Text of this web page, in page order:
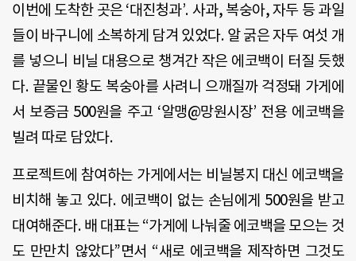
이번에 도착한 곳은‘대진청과’. 사과, 복숭아,자두 등 과일
들이 바구니에 소복하게 담겨 있었다. 알 굵은 자두 여섯 개
를 넣으니 비닐 대용으로 챙겨간 작은 에코백이 터질 듯했
다. 끝물인 황도 복숭아를 사려니 으깨질까 걱정돼 가게에
서 보증금500원을 주고 ‘알맹@망원시장’ 전용 에코백을
빌려 따로 담았다.
프로젝트에 참여하는 가게에서는 비닐봉지 대신 에코백을
비치해 놓고 있다. 에코백이 없는 손님에게 500원을 받고
대여해준다. 배 대표는“가게에 나눠줄 에코백을 모으는 것
도 만만치 않았다”면서 “새로 에코백을 제작하면 그것도